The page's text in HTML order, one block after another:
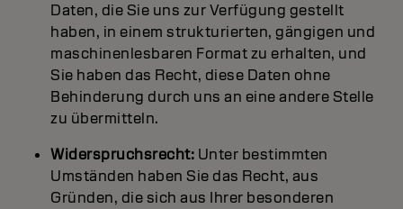
Daten, die Sie uns zur Verfügung gestellt
haben, in einem strukturierten, gängigen und
maschinenlesbaren Format zu erhalten, und
Sie haben das Recht, diese Daten ohne
Behinderung durch uns an eine andere Stelle
zu übermitteln.
Widerspruchsrecht: Unter bestimmten
Umständen haben Sie das Recht, aus
Gründen, die sich aus Ihrer besonderen